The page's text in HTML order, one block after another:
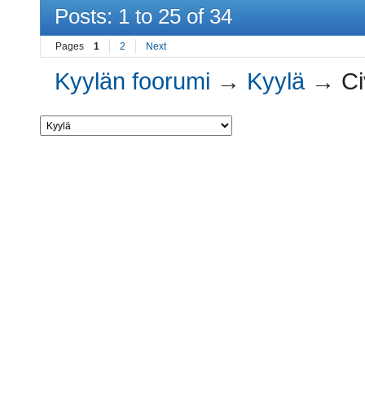
Posts: 1 to 25 of 34
Pages 1 2 Next
Kyylän foorumi → Kyylä →